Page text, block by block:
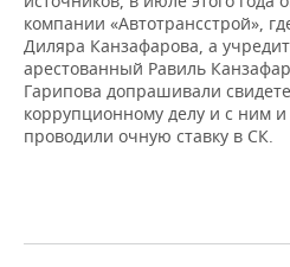
компании «Автотрансстрой»,
Диляра Канзафарова, а
арестованный Равиль
Гарипова допрашивали
коррупционному делу и с ним
проводили очную ставку в СК.